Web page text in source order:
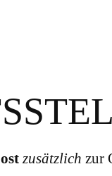
zusätzlich zur